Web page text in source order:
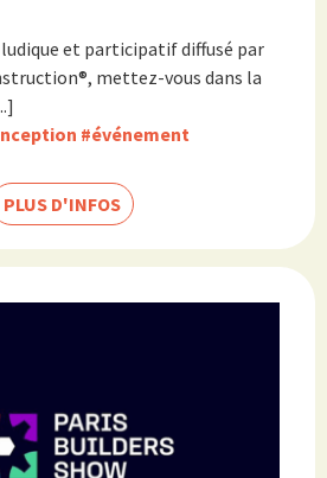
et participatif diffusé par
mettez-vous dans la
#événement
PLUS D'INFOS